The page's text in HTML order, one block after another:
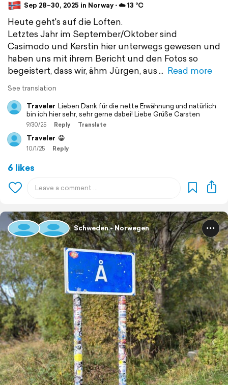
Sep 28–30, 2025 in Norway ⋅ ☁️ 13 °C
Heute geht's auf die Loften.
Letztes Jahr im September/Oktober sind
Casimodo und Kerstin hier unterwegs gewesen und
haben uns mit ihrem Bericht und den Fotos so
begeistert, dass wir, ähm Jürgen, aus
Read more
See translation
Traveler Lieben Dank für die nette Erwähnung und natürlich
bin ich hier sehr, sehr gerne dabei! Liebe Grüße Carsten
9/30/25 Reply Translate
Traveler 😁
10/1/25 Reply
6 likes
Schweden - Norwegen